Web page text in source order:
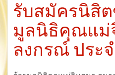
รับสมัครนิสิ
มูลนิธิคุณแม่
ลงกรณ์ ประจ